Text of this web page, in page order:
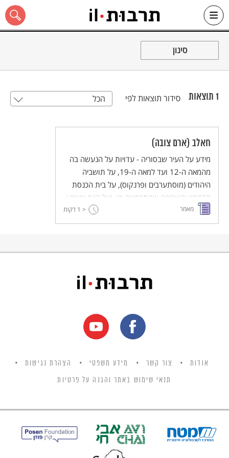
Skip
כל האתר
סינון
1 תוצאות סידור תוצאות לפי הכל
חאלב (ארם צובה)
מידע על העיר שבסוריה - עדויות על הנעשה בה
מהמאה ה-12 ועד למאה ה-19, על תושביה
היהודים (מוסתערבים ופרנקוס), על בית הכנסת
הקדמון והשריפה שהתרחשה בו, ועל הנס שאירע
ליהודי העיר בעקבות עלילת דם.
מאמר < 1 דקות
אודות צור קשר מידע משפטי הצהרת נגישות
תנאי שימוש באתר והגנה על פרטיות